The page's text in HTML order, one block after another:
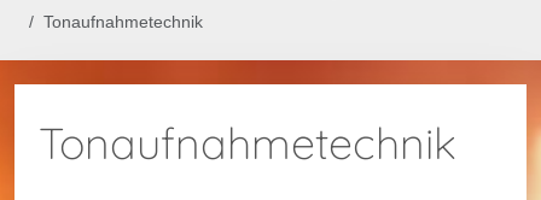
Tonaufnahmetechnik
Tonaufnahmetechnik